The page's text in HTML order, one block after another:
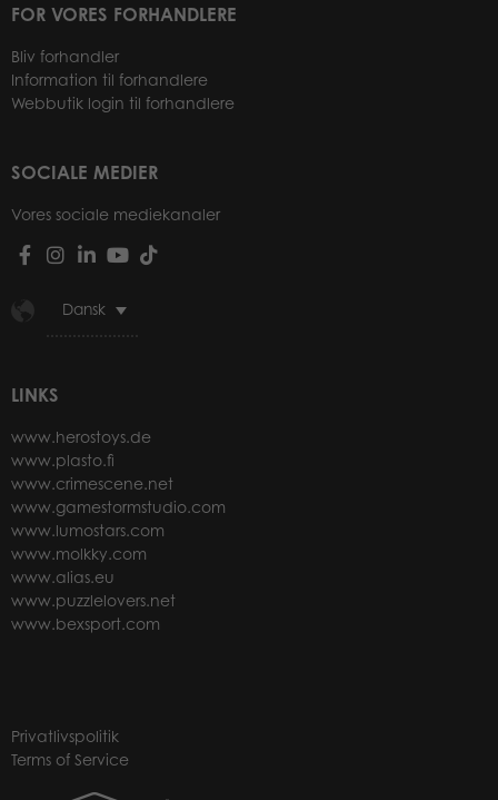
FOR VORES FORHANDLERE
Bliv forhandler
Information til forhandlere
Webbutik login til forhandlere
SOCIALE MEDIER
Vores sociale mediekanaler
Dansk
LINKS
www.herostoys.de
www.plasto.fi
www.crimescene.net
www.gamestormstudio.com
www.lumostars.com
www.molkky.com
www.alias.eu
www.puzzlelovers.net
www.bexsport.com
Privatlivspolitik
Terms of Service